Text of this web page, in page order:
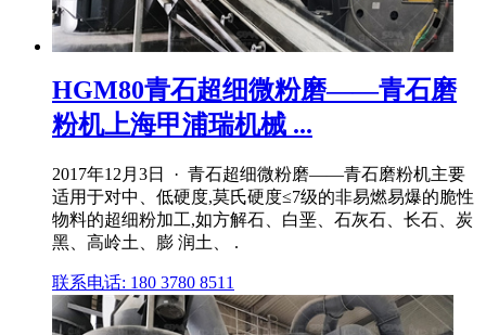
HGM80青石超细微粉磨——青石磨
粉机上海甲浦瑞机械 ...
2017年12月3日 · 青石超细微粉磨——青石磨粉机主要
适用于对中、低硬度,莫氏硬度≤7级的非易燃易爆的脆性
物料的超细粉加工,如方解石、白垩、石灰石、长石、炭
黑、高岭土、膨 润土、 .
联系电话: 180 3780 8511